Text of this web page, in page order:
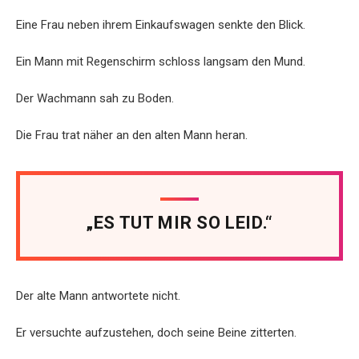
Eine Frau neben ihrem Einkaufswagen senkte den Blick.
Ein Mann mit Regenschirm schloss langsam den Mund.
Der Wachmann sah zu Boden.
Die Frau trat näher an den alten Mann heran.
„ES TUT MIR SO LEID.“
Der alte Mann antwortete nicht.
Er versuchte aufzustehen, doch seine Beine zitterten.